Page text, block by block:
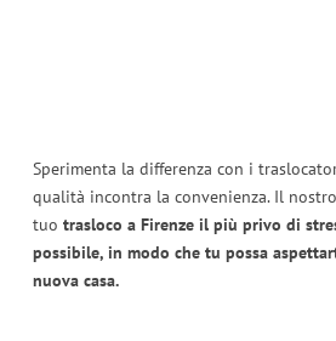
Sperimenta la differenza con i
qualità incontra la convenienza. Il
tuo trasloco a Firenze il più privo di
possibile, in modo che tu possa
nuova casa.